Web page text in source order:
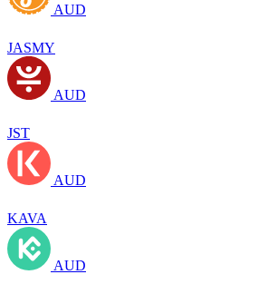
AUD
JASMY
AUD
JST
AUD
KAVA
AUD